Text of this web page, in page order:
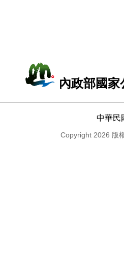
內政部國
中華民
Copyright 2026 版